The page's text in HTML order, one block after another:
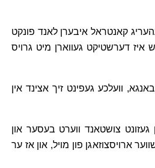
קאנטראל איבערן לאנד פונקט
איז דערשטיקט געווארן מיט גרויס
וועלכע געפינט זיך אצינד אין
געזאגט אז זיין געזונט צושטאנד ווערט בעסער און
ארויסצוזאגן פון מויל, און אז ער